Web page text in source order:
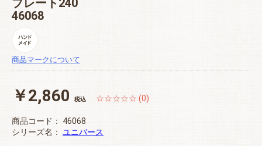
プレート240
46068
商品マークについて
￥2,860 税込 ☆☆☆☆☆ (0)
商品コード： 46068
シリーズ名： ユニバース